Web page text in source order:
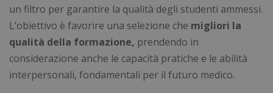
un filtro per garantire la qualità degli studenti ammessi.
L’obiettivo è favorire una selezione che migliori la
qualità della formazione, prendendo in
considerazione anche le capacità pratiche e le abilità
interpersonali, fondamentali per il futuro medico.